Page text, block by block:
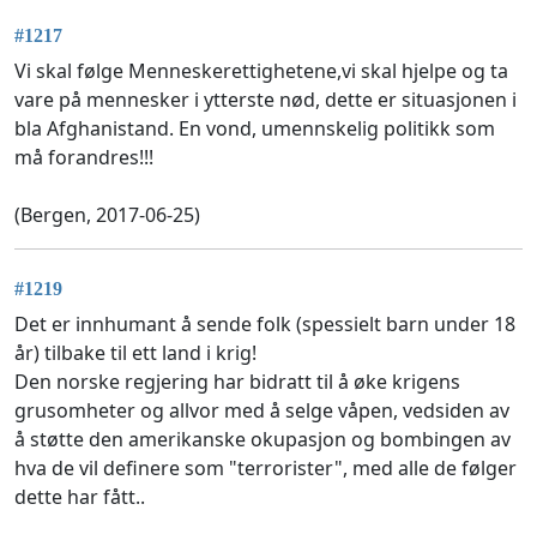
#1217
Vi skal følge Menneskerettighetene,vi skal hjelpe og ta
vare på mennesker i ytterste nød, dette er situasjonen i
bla Afghanistand. En vond, umennskelig politikk som
må forandres!!!
(Bergen, 2017-06-25)
#1219
Det er innhumant å sende folk (spessielt barn under 18
år) tilbake til ett land i krig!
Den norske regjering har bidratt til å øke krigens
grusomheter og allvor med å selge våpen, vedsiden av
å støtte den amerikanske okupasjon og bombingen av
hva de vil definere som "terrorister", med alle de følger
dette har fått..